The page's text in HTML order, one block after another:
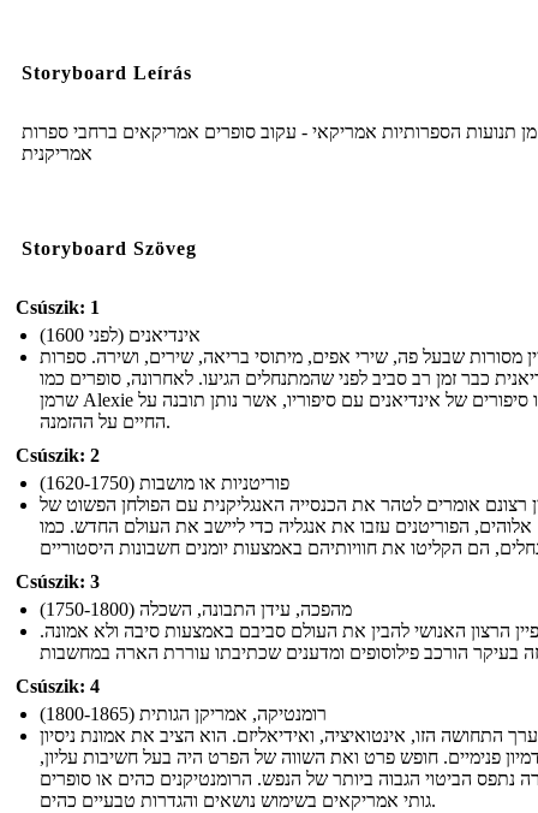
Storyboard Leírás
תנועות הספרותיות אמריקאי - עקוב סופרים אמריקאים ברחבי ספרות
אמריקנית
Storyboard Szöveg
Csúszik: 1
אינדיאנים (לפני 1600)
מסורות שבעל פה, שירי אפים, מיתוסי בריאה, שירים, ושירה. ספרות
כבר זמן רב סביב לפני שהמתנחלים הגיעו. לאחרונה, סופרים כמו
שרמן Alexie החיו סיפורים של אינדיאנים עם סיפוריו, אשר נותן תובנה על
החיים על ההזמנה.
Csúszik: 2
פוריטניות או מושבות (1620-1750)
רצונם אומרים לטהר את הכנסייה האנגליקנית עם הפולחן הפשוט של
אלוהים, הפוריטנים עזבו את אנגליה כדי ליישב את העולם החדש. כמו
Csúszik: 3
מהפכה, עידן התבונה, השכלה (1750-1800)
הרצון האנושי להבין את העולם סביבם באמצעות סיבה ולא אמונה.
Csúszik: 4
רומנטיקה, אמריקן הגותית (1800-1865)
התחושה הזו, אינטואיציה, ואידיאליזם. הוא הציב את אמונת ניסיון
פנימיים. חופש פרט ואת השווה של הפרט היה בעל חשיבות עליון,
נתפס הביטוי הגבוה ביותר של הנפש. הרומנטיקנים כהים או סופרים
גותי אמריקאים בשימוש נושאים והגדרות טבעיים כהים.